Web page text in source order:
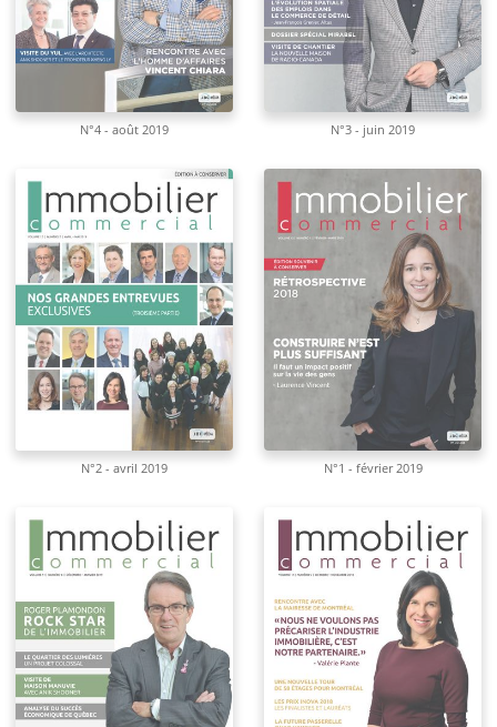
N°4 - août 2019 N°3 - juin 2019
N°2 - avril 2019 N°1 - février 2019